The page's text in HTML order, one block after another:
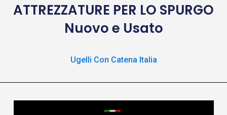
ATTREZZATURE PER LO SPURGO
Nuovo e Usato
Ugelli Con Catena Italia